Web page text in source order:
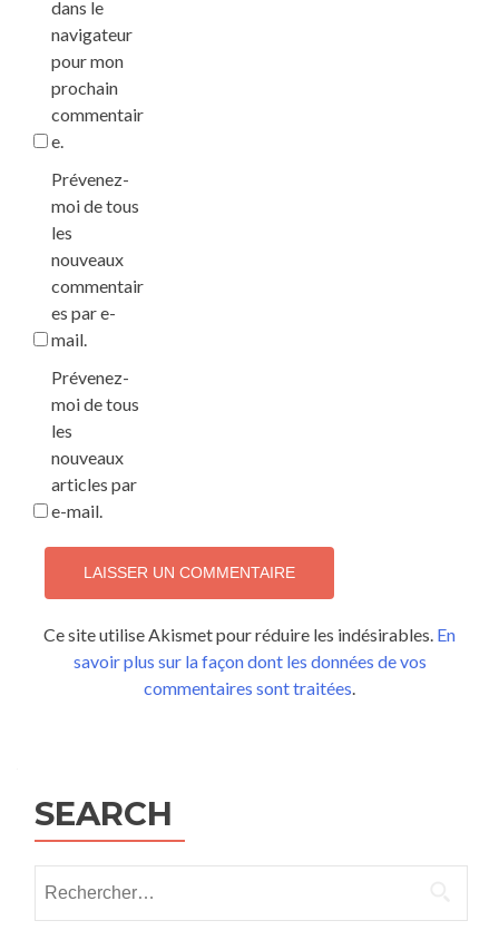
dans le
navigateur
pour mon
prochain
commentair
e.
Prévenez-
moi de tous
les
nouveaux
commentair
es par e-
mail.
Prévenez-
moi de tous
les
nouveaux
articles par
e-mail.
Ce site utilise Akismet pour réduire les indésirables. En
savoir plus sur la façon dont les données de vos
commentaires sont traitées.
SEARCH